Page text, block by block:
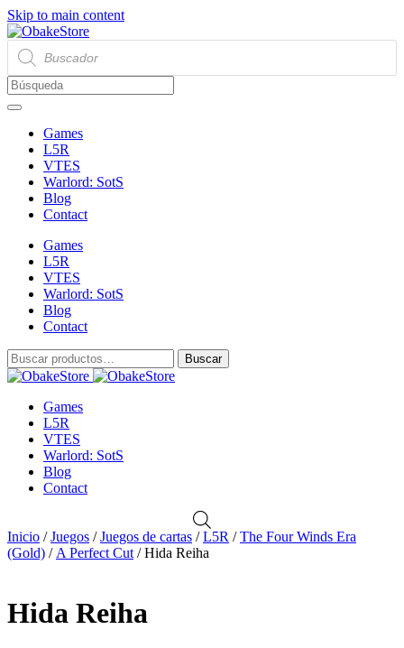
Skip to main content
Búsqueda
de
productos
Games
L5R
VTES
Warlord: SotS
Blog
Contact
Games
L5R
VTES
Warlord: SotS
Blog
Contact
Buscar
por:
Buscar
Games
L5R
VTES
Warlord: SotS
Blog
Contact
Inicio /Juegos /Juegos de cartas /L5R /The Four Winds Era
(Gold) / A Perfect Cut / Hida Reiha
Hida Reiha